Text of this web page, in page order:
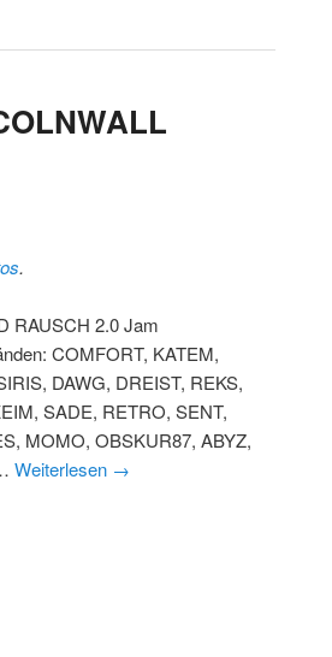
.
RAUSCH 2.0 Jam
COMFORT, KATEM,
DAWG, DREIST, REKS,
SADE, RETRO, SENT,
MOMO, OBSKUR87, ABYZ,
Weiterlesen →